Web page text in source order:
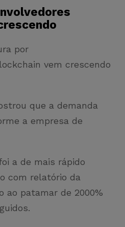
por
vem crescendo
que a demanda
a empresa de
a de mais rápido
com relatório da
ao patamar de 2000%